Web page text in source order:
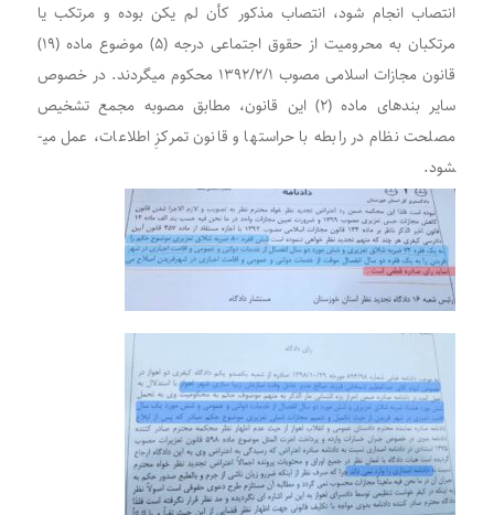
انتصاب انجام شود، انتصاب مذکور کأن­ لم­ یکن بوده و مرتکب یا
مرتکبان به محرومیت از حقوق اجتماعی درجه (۵) موضوع ماده (۱۹)
قانون مجازات اسلامی مصوب ۱۳۹۲/۲/۱ محکوم می­گردند. در خصوص
سایر بندهای ماده (۲) این قانون، مطابق مصوبه مجمع تشخیص
مصلحت نظام در رابطه با حراست­ها و قانون تمرکزِ اطلاعات، عمل می­
شود.